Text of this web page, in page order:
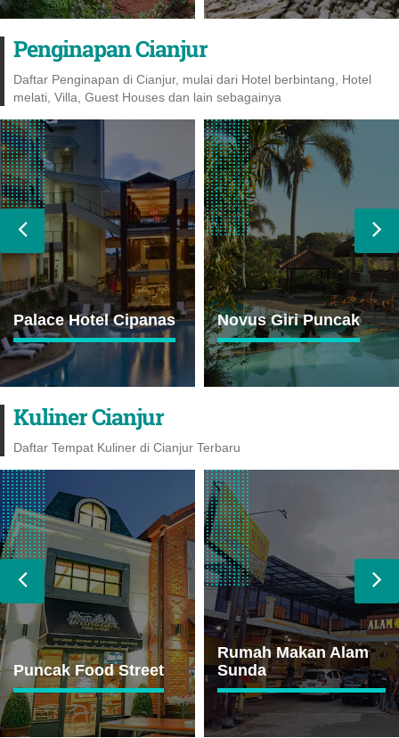
Penginapan Cianjur
Daftar Penginapan di Cianjur, mulai dari Hotel berbintang, Hotel
melati, Villa, Guest Houses dan lain sebagainya
Palace Hotel Cipanas Novus Giri Puncak
Kuliner Cianjur
Daftar Tempat Kuliner di Cianjur Terbaru
Puncak Food Street
Rumah Makan Alam
Sunda